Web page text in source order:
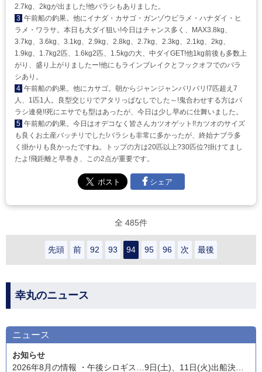
2.7kg、2kgが出ました!他バラシもありました。
3 午前船の釣果。他にイナダ・カサゴ・ガンゾウビラメ・ハナダイ・ヒ
ラメ・ワラサ。本日も大ダイ狙い!今日はチャンス多く、MAX3.8kg、
3.7kg、3.6kg、3.1kg、2.9kg、2.8kg、2.7kg、2.3kg、2.1kg、2kg、
1.9kg、1.7kg2匹、1.6kg2匹、1.5kgの大、中ダイGET!他1kg前後も多数上
がり、盛り上がりましたー!他にもラインブレイクとフックオフでのバラ
シあり。
4 午前船の釣果。他にカサゴ。朝からジャンジャンバリバリ!7匹超え7
人、1匹1人。良型交じりでアタリっぱなしでした～!鬼合わせする方はバ
ラシ連発!!死にエサでも型はあったが、今日は少し早めに仕舞いました。
5 午前船の釣果。今日はオデコなく皆さんカツオゲット!!カツオのサイズ
も良くお土産バッチリでした!バラシも非常に多かったが、終始ナブラ多
く掛かりも良かったですね。トップの方は20匹以上?30匹位?掛けてまし
たよ!飛距離と早巻き、この2点が重要です。
シェア
全 485件
先頭 前 92 93 94 95 96 次 最後
幸丸のニュース
ニュース
お知らせ
2026年8月の情報 ・午後シロギス…9日(土)、11日(火)出船決定!15日(土)募集中。 ・カツオ・マグロ船…10日(月)出船決定! ※熱中症対策もお忘れずに!! 【幸丸フェスティバル】 ・大板大鯛祭り開催中!!令和8年6月1日～令和9年3月31日まで!! 【ご案内】 ・午前船(4時までに受付)…マダイ、ヒラメ※午前船は集まり次第出船 ・午後船(11時までに受付)…マダイ、ルアー。シロギスは土日祝日のみ。 ※平日は3時半頃から、土日祝日は3時頃から午前船の受付を開始します。 ※時間厳守でお願いします。初めてのご利用の方、グループの方は時間に余裕をもってお越しください! ※ジェル・ゲルクッションは必ずカバー付でご利用ください。近年流行りの青い(黒や緑もあるようです)クッションです。 ・マダイはPE1号・リーダー3号以上、ドラグ調節や針・ラインの痛みのチェックも欠かさず行ってください。潮の速さや狙う水深によっては、重いテンヤも必須となります。テンヤは幅広く、5号位から12号以上の重いテンヤも必ずご用意ください!